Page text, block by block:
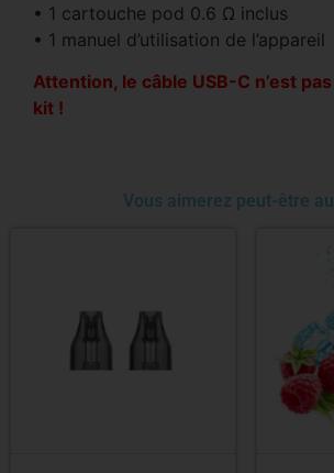
• 1 cartouche pod 0.6 Ω inclus
• 1 manuel d’utilisation de l’appareil
Attention, le câble USB-C n’est
kit !
Vous aimerez peut-être